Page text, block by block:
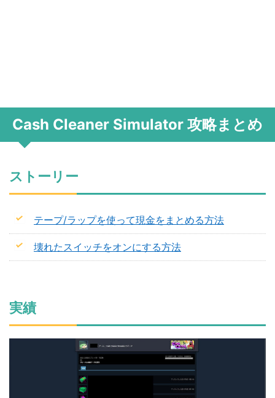
Cash Cleaner Simulator 攻略まとめ
ストーリー
テープ/ラップを使って現金をまとめる方法
壊れたスイッチをオンにする方法
実績